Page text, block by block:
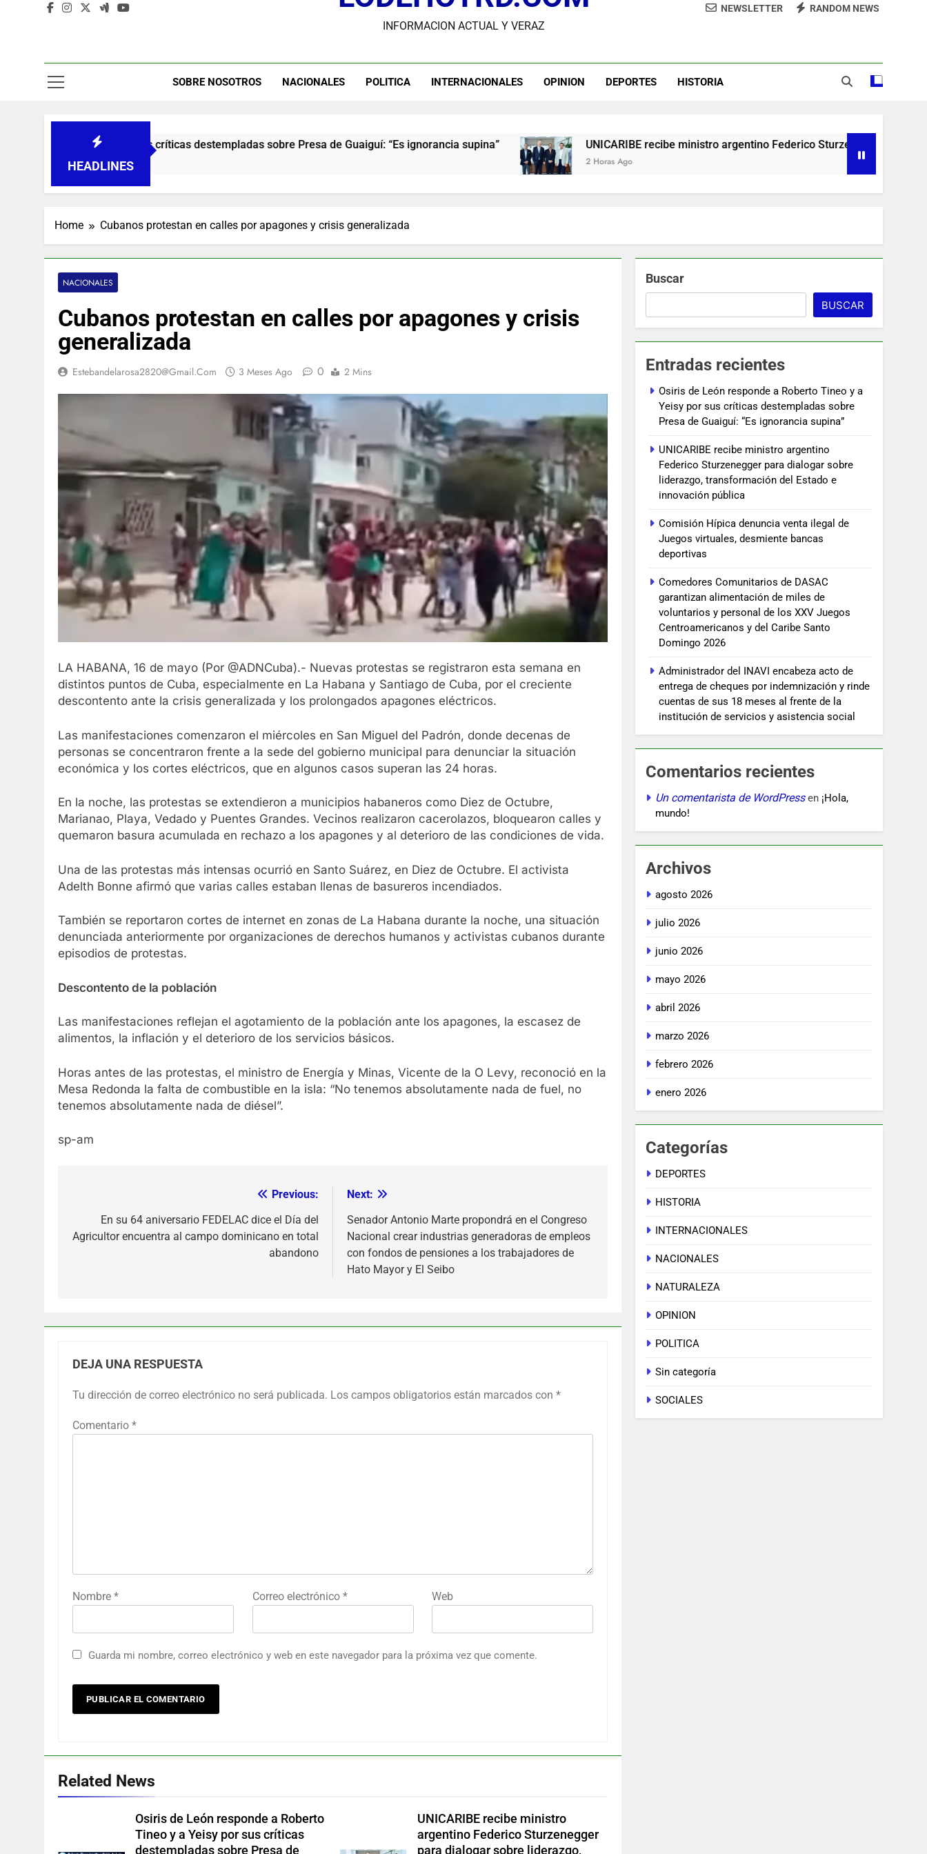
Juegos Centroamericanos y del Caribe Santo Domingo 2026
Osiris de León responde a Roberto Tineo y a Yeisy por sus críticas destempladas sobre Presa de Guaiguí:
Comisión Hípica denuncia venta ilegal de Juegos virtuales, desmiente bancas deportivas
INFORMACION ACTUAL Y VERAZ
NEWSLETTER RANDOM NEWS
SOBRE NOSOTROS NACIONALES POLITICA INTERNACIONALES OPINION DEPORTES HISTORIA
HEADLINES
por sus críticas destempladas sobre Presa de Guaiguí: “Es ignorancia supina” UNICARIBE recibe ministro argentino Federico Sturzenegger para dialogar sobre
2 Horas Ago
Home Cubanos protestan en calles por apagones y crisis generalizada
NACIONALES
Cubanos protestan en calles por apagones y crisis
generalizada
Estebandelarosa2820@gmail.com 3 Meses Ago 0 2 Mins
LA HABANA, 16 de mayo (Por @ADNCuba).- Nuevas protestas se registraron esta semana en
distintos puntos de Cuba, especialmente en La Habana y Santiago de Cuba, por el creciente
descontento ante la crisis generalizada y los prolongados apagones eléctricos.
Las manifestaciones comenzaron el miércoles en San Miguel del Padrón, donde decenas de
personas se concentraron frente a la sede del gobierno municipal para denunciar la situación
económica y los cortes eléctricos, que en algunos casos superan las 24 horas.
En la noche, las protestas se extendieron a municipios habaneros como Diez de Octubre,
Marianao, Playa, Vedado y Puentes Grandes. Vecinos realizaron cacerolazos, bloquearon calles y
quemaron basura acumulada en rechazo a los apagones y al deterioro de las condiciones de vida.
Una de las protestas más intensas ocurrió en Santo Suárez, en Diez de Octubre. El activista
Adelth Bonne afirmó que varias calles estaban llenas de basureros incendiados.
También se reportaron cortes de internet en zonas de La Habana durante la noche, una situación
denunciada anteriormente por organizaciones de derechos humanos y activistas cubanos durante
episodios de protestas.
Descontento de la población
Las manifestaciones reflejan el agotamiento de la población ante los apagones, la escasez de
alimentos, la inflación y el deterioro de los servicios básicos.
Horas antes de las protestas, el ministro de Energía y Minas, Vicente de la O Levy, reconoció en la
Mesa Redonda la falta de combustible en la isla: “No tenemos absolutamente nada de fuel, no
tenemos absolutamente nada de diésel”.
sp-am
entradas
Previous:
En su 64 aniversario FEDELAC dice el Día del
Agricultor encuentra al campo dominicano en total
abandono
Next:
Senador Antonio Marte propondrá en el Congreso
Nacional crear industrias generadoras de empleos
con fondos de pensiones a los trabajadores de
Hato Mayor y El Seibo
DEJA UNA RESPUESTA
Tu dirección de correo electrónico no será publicada. Los campos obligatorios están marcados con *
Comentario *
Nombre * Correo electrónico * Web
Guarda mi nombre, correo electrónico y web en este navegador para la próxima vez que comente.
Related News
Osiris de León responde a Roberto
Tineo y a Yeisy por sus críticas
destempladas sobre Presa de
UNICARIBE recibe ministro
argentino Federico Sturzenegger
para dialogar sobre liderazgo,
Buscar
BUSCAR
Entradas recientes
Osiris de León responde a Roberto Tineo y a
Yeisy por sus críticas destempladas sobre
Presa de Guaiguí: “Es ignorancia supina”
UNICARIBE recibe ministro argentino
Federico Sturzenegger para dialogar sobre
liderazgo, transformación del Estado e
innovación pública
Comisión Hípica denuncia venta ilegal de
Juegos virtuales, desmiente bancas
deportivas
Comedores Comunitarios de DASAC
garantizan alimentación de miles de
voluntarios y personal de los XXV Juegos
Centroamericanos y del Caribe Santo
Domingo 2026
Administrador del INAVI encabeza acto de
entrega de cheques por indemnización y rinde
cuentas de sus 18 meses al frente de la
institución de servicios y asistencia social
Comentarios recientes
Un comentarista de WordPressen ¡Hola,
mundo!
Archivos
agosto 2026
julio 2026
junio 2026
mayo 2026
abril 2026
marzo 2026
febrero 2026
enero 2026
Categorías
DEPORTES
HISTORIA
INTERNACIONALES
NACIONALES
NATURALEZA
OPINION
POLITICA
Sin categoría
SOCIALES